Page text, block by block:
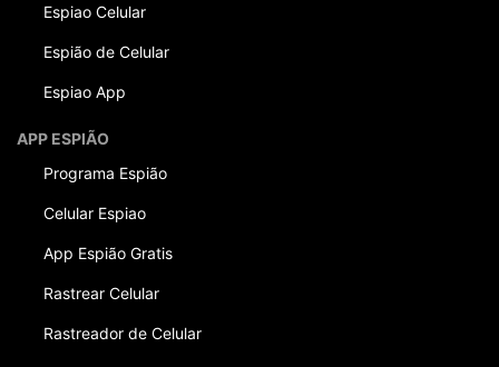
Espiao Celular
Espião de Celular
Espiao App
APP ESPIÃO
Programa Espião
Celular Espiao
App Espião Gratis
Rastrear Celular
Rastreador de Celular